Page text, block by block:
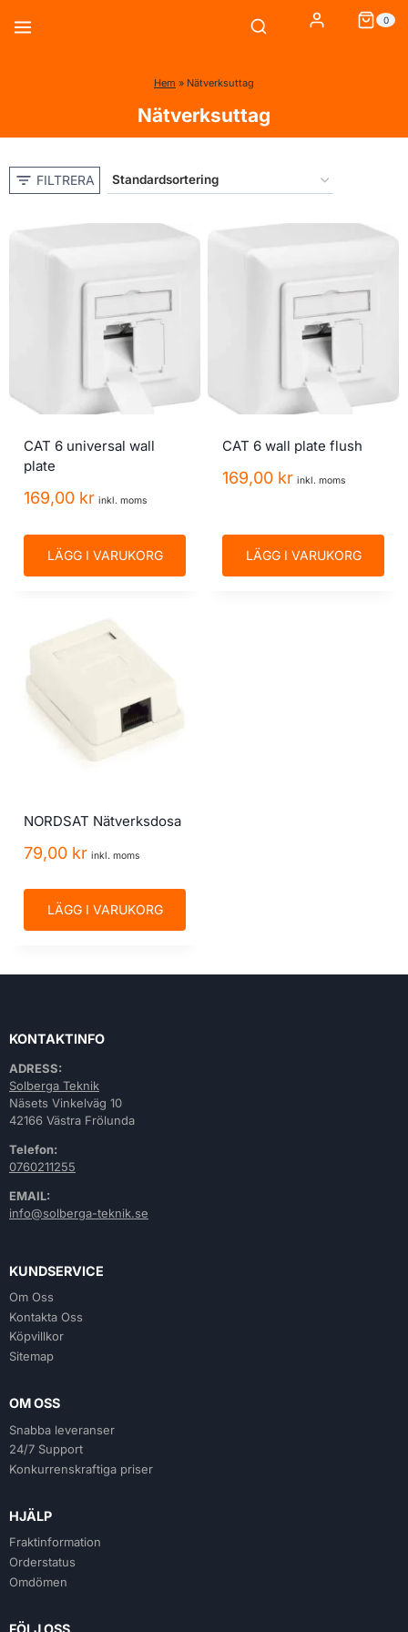
0
Hem » Nätverksuttag
Nätverksuttag
FILTRERA
CAT 6 universal wall
plate
169,00 kr inkl. moms
LÄGG I VARUKORG
CAT 6 wall plate flush
169,00 kr inkl. moms
LÄGG I VARUKORG
NORDSAT Nätverksdosa
79,00 kr inkl. moms
LÄGG I VARUKORG
KONTAKTINFO
ADRESS:
Solberga Teknik
Näsets Vinkelväg 10
42166 Västra Frölunda
Telefon:
0760211255
EMAIL:
info@solberga-teknik.se
KUNDSERVICE
Om Oss
Kontakta Oss
Köpvillkor
Sitemap
OM OSS
Snabba leveranser
24/7 Support
Konkurrenskraftiga priser
HJÄLP
Fraktinformation
Orderstatus
Omdömen
FÖLJ OSS